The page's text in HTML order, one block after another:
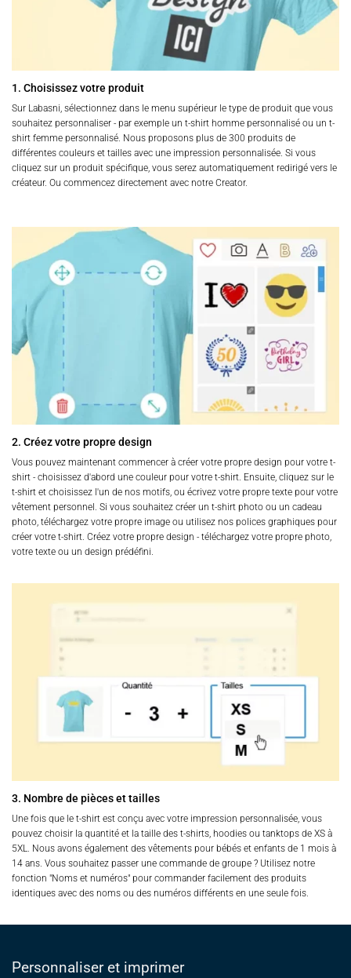
produit
produit
1. Choisissez votre produit
Sur Labasni, sélectionnez dans le menu supérieur le type de produit que vous
souhaitez personnaliser - par exemple un t-shirt homme personnalisé ou un t-
shirt femme personnalisé. Nous proposons plus de 300 produits de
différentes couleurs et tailles avec une impression personnalisée. Si vous
cliquez sur un produit spécifique, vous serez automatiquement redirigé vers le
créateur. Ou commencez directement avec notre Creator.
2. Créez votre propre design
Vous pouvez maintenant commencer à créer votre propre design pour votre t-
shirt - choisissez d'abord une couleur pour votre t-shirt. Ensuite, cliquez sur le
t-shirt et choisissez l'un de nos motifs, ou écrivez votre propre texte pour votre
vêtement personnel. Si vous souhaitez créer un t-shirt photo ou un cadeau
photo, téléchargez votre propre image ou utilisez nos polices graphiques pour
créer votre t-shirt. Créez votre propre design - téléchargez votre propre photo,
votre texte ou un design prédéfini.
3. Nombre de pièces et tailles
Une fois que le t-shirt est conçu avec votre impression personnalisée, vous
pouvez choisir la quantité et la taille des t-shirts, hoodies ou tanktops de XS à
5XL. Nous avons également des vêtements pour bébés et enfants de 1 mois à
14 ans. Vous souhaitez passer une commande de groupe ? Utilisez notre
fonction "Noms et numéros" pour commander facilement des produits
identiques avec des noms ou des numéros différents en une seule fois.
Personnaliser et imprimer